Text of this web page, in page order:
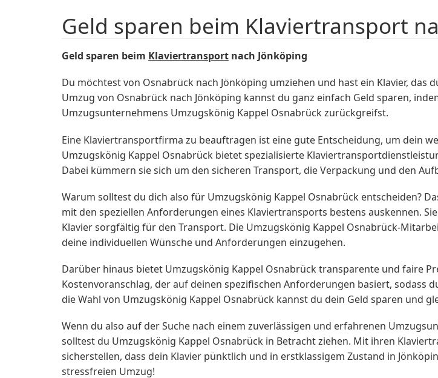
Geld sparen beim Klaviertransport
Geld sparen beim Klaviertransport nach Jönköping
Du möchtest von Osnabrück nach Jönköping umziehen und hast ein Klavier,
Umzug von Osnabrück nach Jönköping kannst du ganz einfach Geld sparen,
Umzugsunternehmens Umzugskönig Kappel Osnabrück zurückgreifst.
Eine Klaviertransportfirma zu beauftragen ist eine gute Entscheidung, um dein
Umzugskönig Kappel Osnabrück bietet spezialisierte
Dabei kümmern sie sich um den sicheren Transport, die Verpackung und den
Warum solltest du dich also für Umzugskönig Kappel Osnabrück entscheiden?
mit den speziellen Anforderungen eines Klaviertransports bestens auskennen.
Klavier sorgfältig für den Transport. Die Umzugskönig Kappel Osnabrück-
deine individuellen Wünsche und Anforderungen einzugehen.
Darüber hinaus bietet Umzugskönig Kappel Osnabrück transparente und faire
Kostenvoranschlag, der auf deinen spezifischen Anforderungen basiert, sodass
die Wahl von Umzugskönig Kappel Osnabrück kannst du dein Geld sparen und
Wenn du also auf der Suche nach einem zuverlässigen und erfahrenen
solltest du Umzugskönig Kappel Osnabrück in Betracht ziehen. Mit ihren
sicherstellen, dass dein Klavier pünktlich und in erstklassigem Zustand in
stressfreien Umzug!